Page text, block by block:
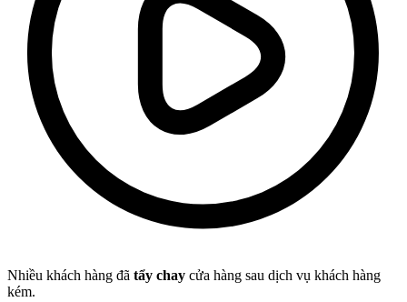
Nhiều khách hàng đã tẩy chay cửa hàng sau dịch vụ khách hàng
kém.